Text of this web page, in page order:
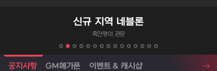
신규 지역 네블론
흑안령의 관문
엘소드 소식
공지사항 GM메가폰 이벤트 & 캐시샵